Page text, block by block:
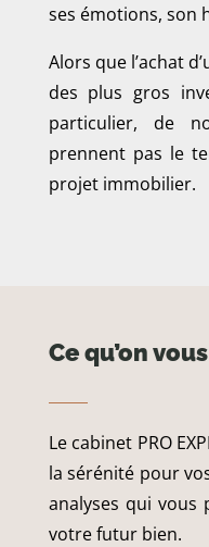
ses émotions, son
Alors que l’achat
des plus gros
particulier, de
prennent pas le
projet immobilier.
Ce qu’on
Le cabinet PRO
la sérénité pour
analyses qui vous
votre futur bien.